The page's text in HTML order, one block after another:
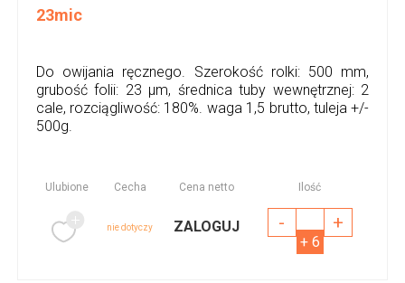
23mic
Do owijania ręcznego. Szerokość rolki: 500 mm,
grubość folii: 23 µm, średnica tuby wewnętrznej: 2
cale, rozciągliwość: 180%. waga 1,5 brutto, tuleja +/-
500g.
Ulubione Cecha Cena netto Ilość
nie dotyczy ZALOGUJ - +
+ 6